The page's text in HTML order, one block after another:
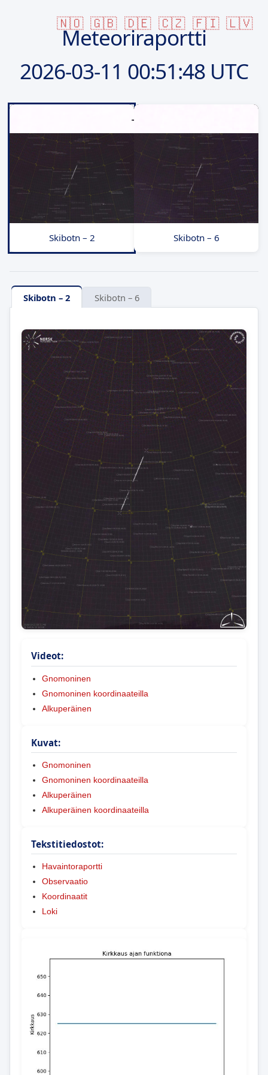
🇳🇴 🇬🇧 🇩🇪 🇨🇿 🇫🇮 🇱🇻
Meteoriraportti
2026-03-11 00:51:48 UTC
Skibotn – 2 Skibotn – 6
Skibotn – 2 Skibotn – 6
Videot:
Gnomoninen
Gnomoninen koordinaateilla
Alkuperäinen
Kuvat:
Gnomoninen
Gnomoninen koordinaateilla
Alkuperäinen
Alkuperäinen koordinaateilla
Tekstitiedostot:
Havaintoraportti
Observaatio
Koordinaatit
Loki